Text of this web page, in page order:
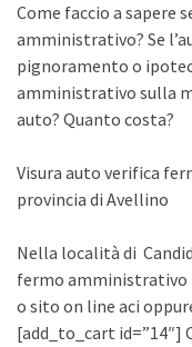
Come faccio a sapere
amministrativo? Se
pignoramento o
amministrativo sulla
auto? Quanto costa?
Visura auto verifica
provincia di Avellino
Nella località di
fermo amministrativo
o sito on line aci
[add_to_cart id=”14″]